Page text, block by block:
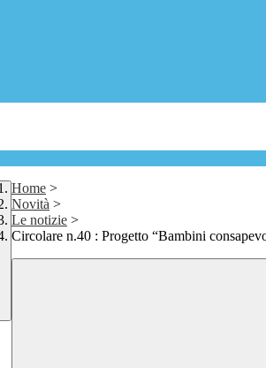
Home >
Novità >
Le notizie >
Circolare n.40 : Progetto “Bambini